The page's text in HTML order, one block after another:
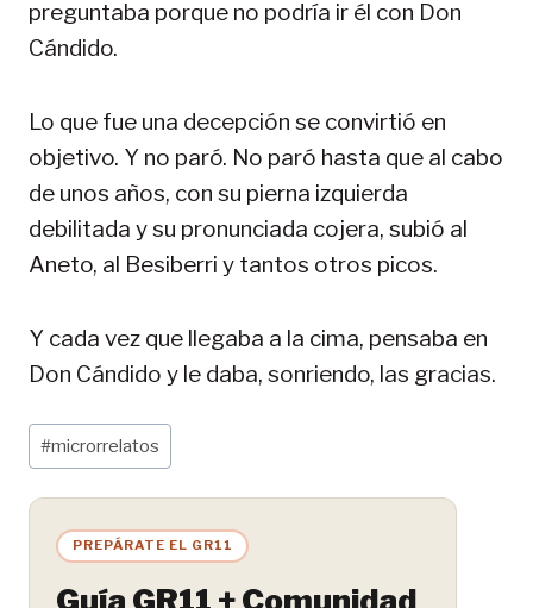
preguntaba porque no podría ir él con Don
Cándido.
Lo que fue una decepción se convirtió en
objetivo. Y no paró. No paró hasta que al cabo
de unos años, con su pierna izquierda
debilitada y su pronunciada cojera, subió al
Aneto, al Besiberri y tantos otros picos.
Y cada vez que llegaba a la cima, pensaba en
Don Cándido y le daba, sonriendo, las gracias.
Etiquetas
de
la
entrada:
#microrrelatos
PREPÁRATE EL GR11
Guía GR11 + Comunidad